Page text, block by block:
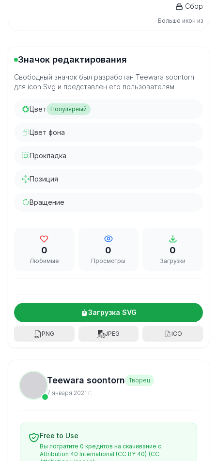
Сбор
Больше икон из
Значок редактирования
Свободный значок был разработан Teewara soontorn
для icon Svg и представлен его пользователям
Цвет Популярный
Цвет фона
Прокладка
Позиция
Вращение
0
Любимые
0
Просмотры
0
Загрузки
Загрузка SVG
PNG JPEG ICO
Teewara soontorn Творец
7 января 2021 г.
Free to Use
Вы потратите 0 кредитов на скачивание с
Attribution 40 International (CC BY 40) (CC